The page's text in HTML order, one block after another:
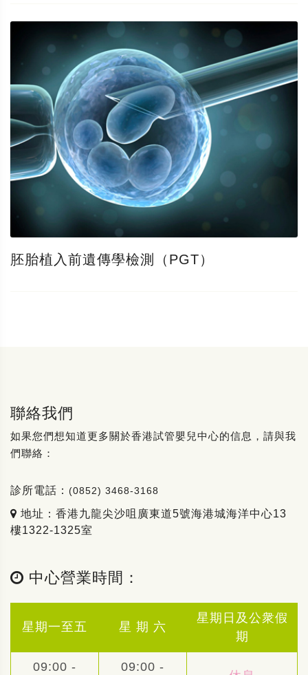
胚胎植入前遺傳學檢測（PGT）
聯絡我們
如果您們想知道更多關於香港試管嬰兒中心的信息，請與我
們聯絡：
診所電話： (0852) 3468-3168
地址：香港九龍尖沙咀廣東道5號海港城海洋中心13
樓1322-1325室
中心營業時間：
星期一至五 星 期 六
星期日及公衆假
期
09:00 - 09:00 -